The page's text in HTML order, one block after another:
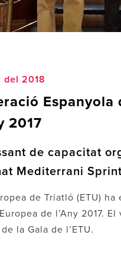
del 2018
2017
de capacitat
Mediterrani
de Triatló (ETU)
de l’Any 2017.
la Gala de l’ETU.